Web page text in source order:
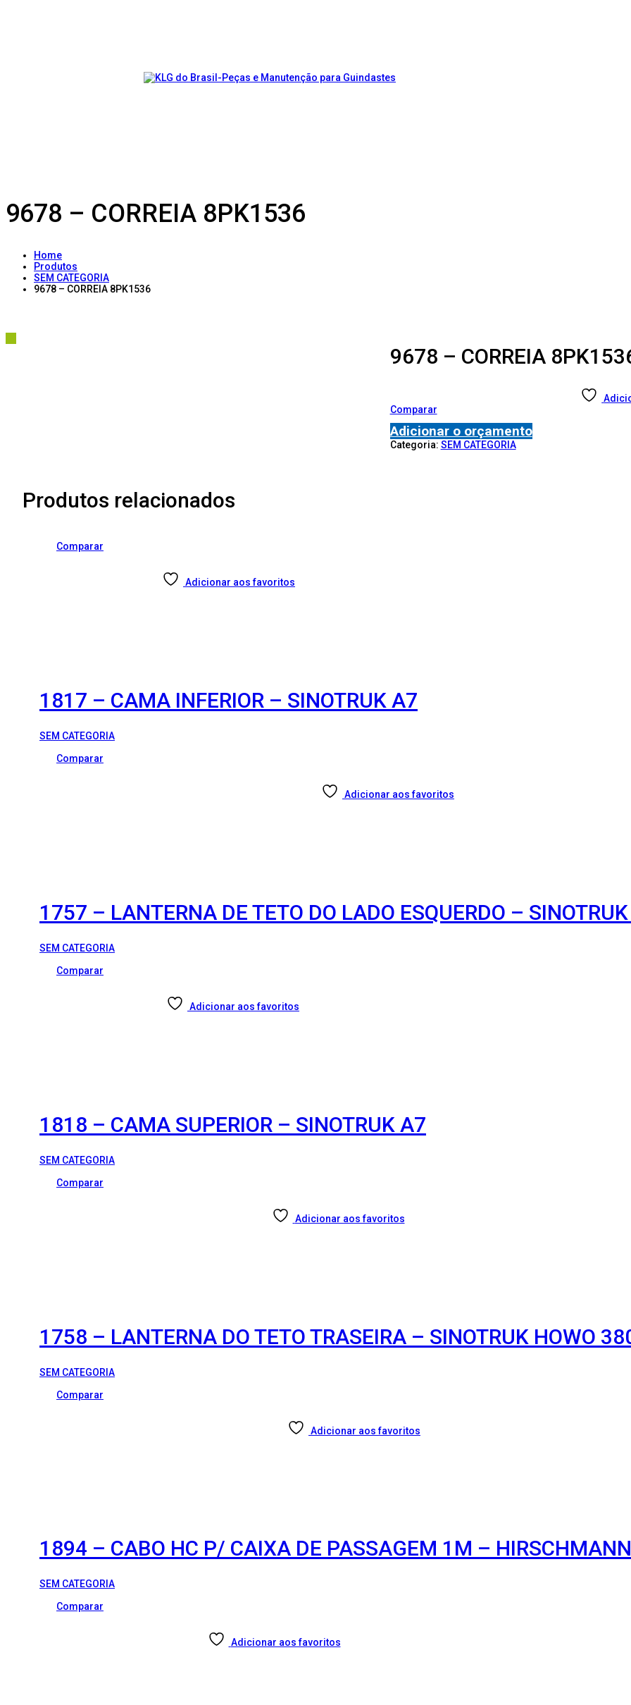
9678 – CORREIA 8PK1536
Home
Produtos
SEM CATEGORIA
9678 – CORREIA 8PK1536
9678 – CORREIA
Comparar
Adicionar o orçamento
Categoria: SEM CATEGORIA
Produtos relacionados
Comparar
Adicionar aos favoritos
1817 – CAMA INFERIOR – SINOTRUK A7
SEM CATEGORIA
Comparar
Adicionar aos favoritos
1757 – LANTERNA DE TETO DO LADO ESQUERDO –
SEM CATEGORIA
Comparar
Adicionar aos favoritos
1818 – CAMA SUPERIOR – SINOTRUK A7
SEM CATEGORIA
Comparar
Adicionar aos favoritos
1758 – LANTERNA DO TETO TRASEIRA – SINOTRUK HOWO
SEM CATEGORIA
Comparar
Adicionar aos favoritos
1894 – CABO HC P/ CAIXA DE PASSAGEM 1M –
SEM CATEGORIA
Comparar
Adicionar aos favoritos